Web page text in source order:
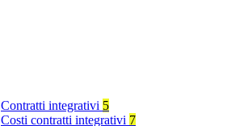
Contratti integrativi 5
Costi contratti integrativi 7